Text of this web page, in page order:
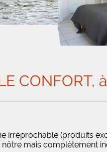
irréprochable (produits
nôtre mais complètement